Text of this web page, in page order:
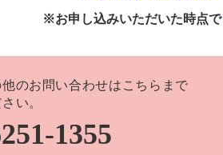
※お申し込みいただいた時点で
のお問い合わせはこちらまで
い。
1355